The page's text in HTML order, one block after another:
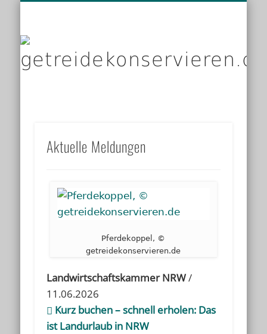
Aktuelle Meldungen
Pferdekoppel, ©
getreidekonservieren.de
Landwirtschaftskammer NRW/
11.06.2026
Kurz buchen – schnell erholen: Das
ist Landurlaub in NRW